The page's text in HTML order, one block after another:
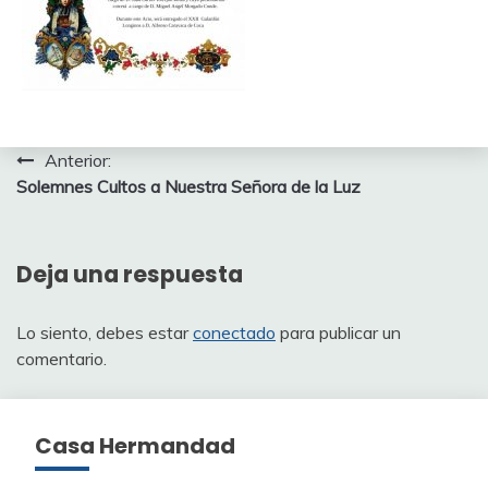
Navegación
de
Anterior:
Solemnes Cultos a Nuestra Señora de la Luz
Deja una respuesta
Lo siento, debes estarconectado para publicar un
comentario.
Casa Hermandad